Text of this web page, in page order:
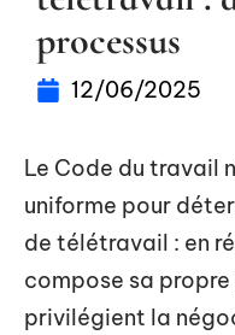
processus
12/06/2025
Le Code du travail
uniforme pour
de télétravail : en
compose sa
privilégient la